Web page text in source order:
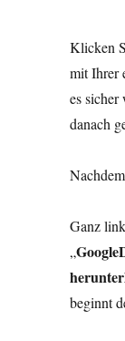
Klicken
mit Ihrer
es
danach
Ganz
„
beginnt